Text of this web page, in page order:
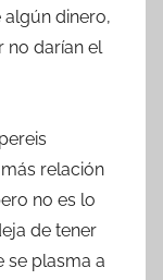
dinero,
no darían el
relación
no es lo
de tener
se plasma a